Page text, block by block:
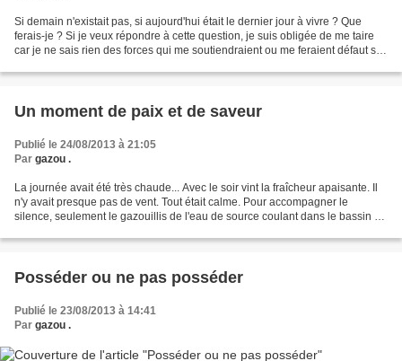
Si demain n'existait pas, si aujourd'hui était le dernier jour à vivre ? Que
ferais-je ? Si je veux répondre à cette question, je suis obligée de me taire
car je ne sais rien des forces qui me soutiendraient ou me feraient défaut si,
Un moment de paix et de saveur
Publié le 24/08/2013 à 21:05
Par gazou .
La journée avait été très chaude... Avec le soir vint la fraîcheur apaisante. Il
n'y avait presque pas de vent. Tout était calme. Pour accompagner le
silence, seulement le gazouillis de l'eau de source coulant dans le bassin et
Posséder ou ne pas posséder
Publié le 23/08/2013 à 14:41
Par gazou .